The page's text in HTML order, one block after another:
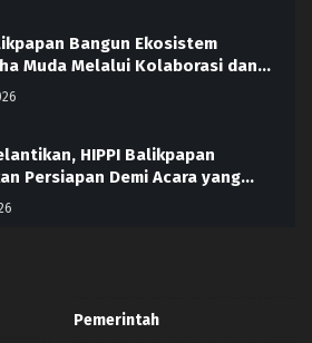
Bangun Ekosistem
Muda Melalui Kolaborasi dan…
HIPPI Balikpapan
Persiapan Demi Acara yang…
Pemerintah